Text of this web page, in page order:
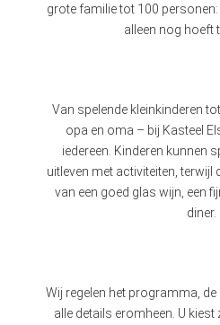
grote familie tot 100
alleen nog hoeft
Van spelende kleinkinderen
opa en oma – bij Kasteel
iedereen. Kinderen kunnen
uitleven met activiteiten, terwijl
van een goed glas wijn, een
diner.
Wij regelen het programma,
alle details eromheen. U kiest